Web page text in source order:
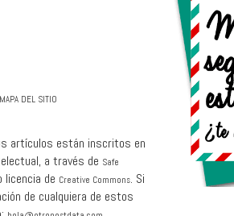
MAPA DEL SITIO
artículos están inscritos en
a través de Safe
licencia de Creative Commons. Si
de cualquiera de estos